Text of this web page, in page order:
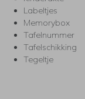
Labeltjes
Memorybox
Tafelnummer
Tafelschikking
Tegeltje